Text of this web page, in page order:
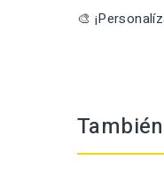
🎨